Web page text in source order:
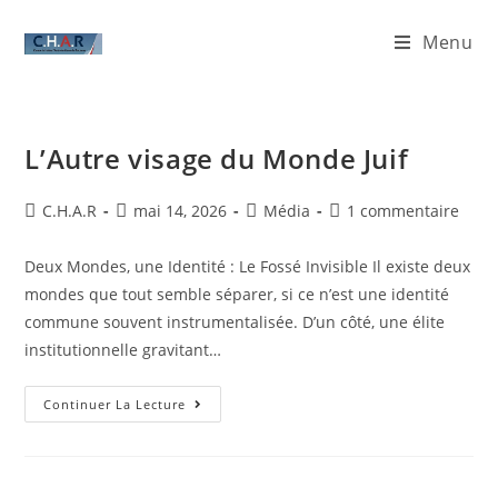
Menu
L’Autre visage du Monde Juif
C.H.A.R mai 14, 2026 Média 1 commentaire
Deux Mondes, une Identité : Le Fossé Invisible ​Il existe deux
mondes que tout semble séparer, si ce n’est une identité
commune souvent instrumentalisée. D’un côté, une élite
institutionnelle gravitant…
Continuer La Lecture